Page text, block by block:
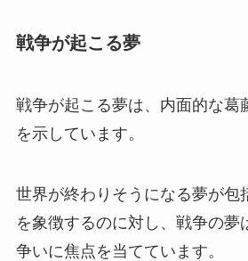
戦争が起こる夢
戦争が起こる夢は、内面的な葛
を示しています。
世界が終わりそうになる夢が包
を象徴するのに対し、戦争の夢
争いに焦点を当てています。